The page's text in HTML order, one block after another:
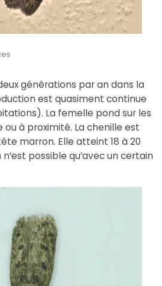
générations par an dans la
est quasiment continue
La femelle pond sur les
ou à proximité. La chenille est
marron. Elle atteint 18 à 20
possible qu’avec un certain